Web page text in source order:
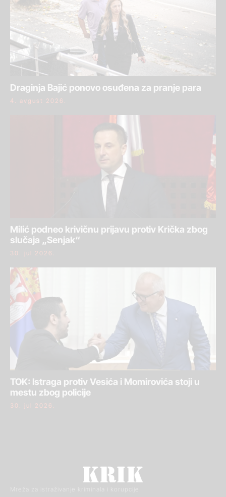
Draginja Bajić ponovo osuđena za pranje para
4. avgust 2026.
Milić podneo krivičnu prijavu protiv Krička zbog
slučaja „Senjak“
30. jul 2026.
TOK: Istraga protiv Vesića i Momirovića stoji u
mestu zbog policije
30. jul 2026.
Mreža za istraživanje kriminala i korupcije